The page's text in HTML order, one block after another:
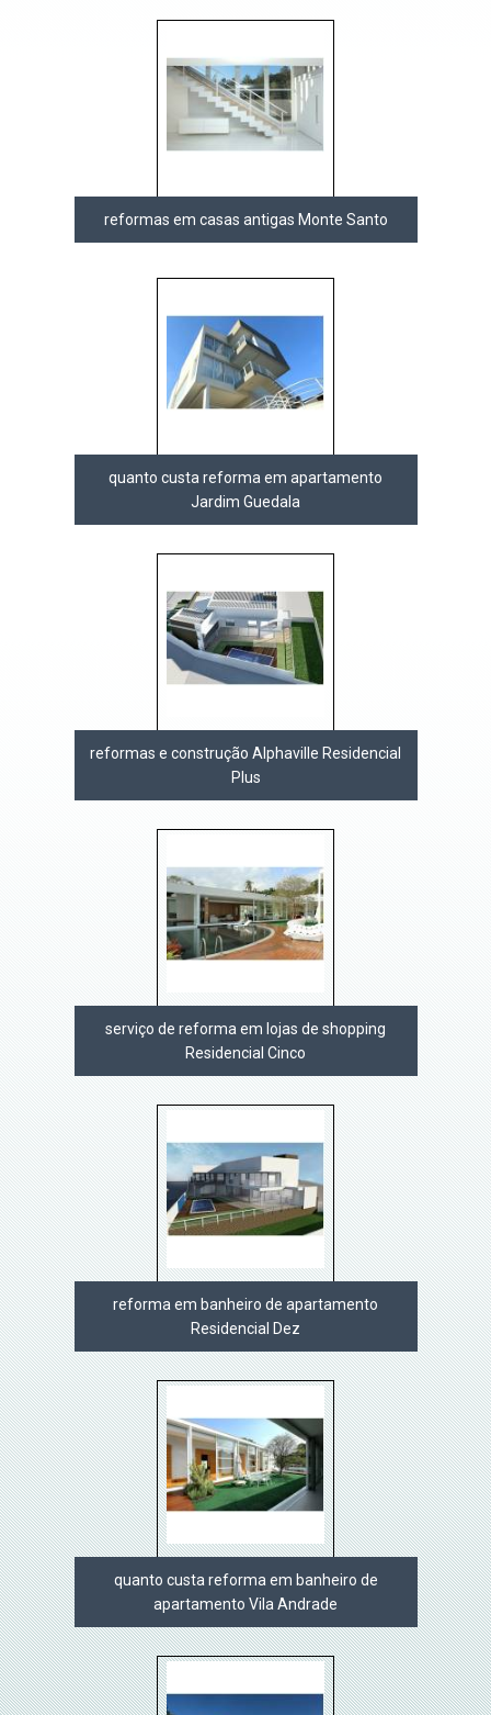
reformas em casas antigas Monte Santo
quanto custa reforma em apartamento
Jardim Guedala
reformas e construção Alphaville Residencial
Plus
serviço de reforma em lojas de shopping
Residencial Cinco
reforma em banheiro de apartamento
Residencial Dez
quanto custa reforma em banheiro de
apartamento Vila Andrade